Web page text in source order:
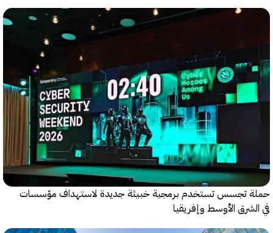
تجسس تستخدم برمجية خبيثة جديدة لاستهداف مؤسسات
الأوسط وإفريقيا